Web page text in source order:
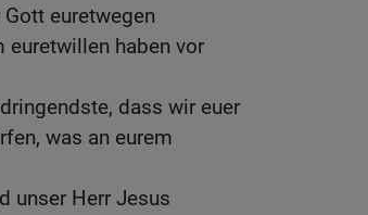
euretwegen
euretwillen haben vor
dass wir euer
was an eurem
unser Herr Jesus